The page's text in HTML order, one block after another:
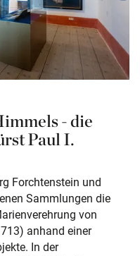
- die
Paul I.
Forchtenstein und
Sammlungen die
von
anhand einer
In der